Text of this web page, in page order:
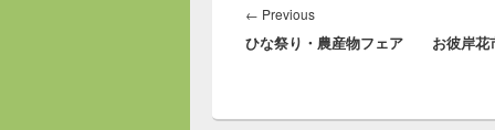
稿
ナ
← Previous
post:
ひな祭り・農産物フェア
お彼岸花